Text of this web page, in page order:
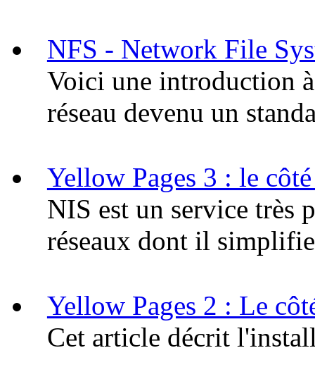
NFS - Network File
Voici une introduction
réseau devenu un
Yellow Pages 3 : le
NIS est un service très
réseaux dont il
Yellow Pages 2 : Le
Cet article décrit